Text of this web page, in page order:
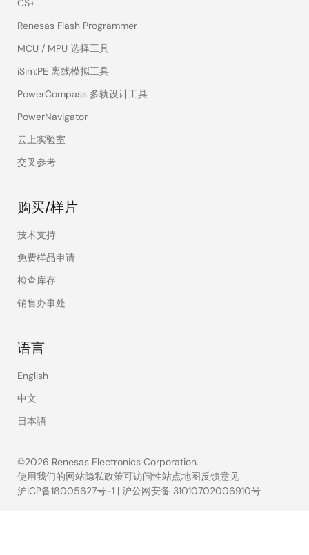
CS+
Renesas Flash Programmer
MCU / MPU 选择工具
iSim:PE 离线模拟工具
PowerCompass 多轨设计工具
PowerNavigator
云上实验室
交叉参考
购买/样片
技术支持
免费样品申请
检查库存
销售办事处
语言
English
中文
日本語
©2026 Renesas Electronics Corporation.
Legal
使用我们的网站隐私政策可访问性站点地图反馈意见
沪ICP备18005627号-1 | 沪公网安备 31010702006910号